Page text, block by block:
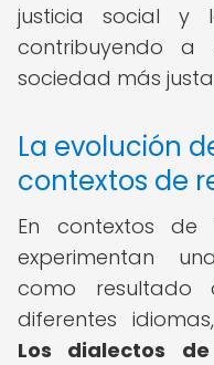
justicia social y
contribuyendo a
sociedad más
La evolución
contextos de
En contextos de
experimentan
como resultado
diferentes
Los dialectos